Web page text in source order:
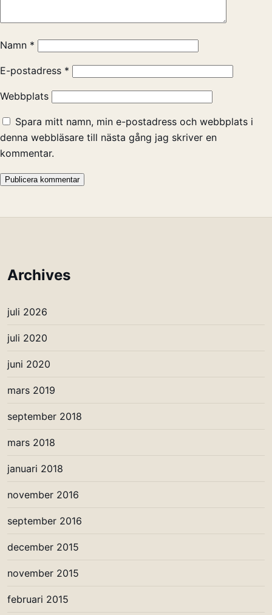
Namn *
E-postadress *
Webbplats
Spara mitt namn, min e-postadress och webbplats i
denna webbläsare till nästa gång jag skriver en
kommentar.
Archives
juli 2026
juli 2020
juni 2020
mars 2019
september 2018
mars 2018
januari 2018
november 2016
september 2016
december 2015
november 2015
februari 2015